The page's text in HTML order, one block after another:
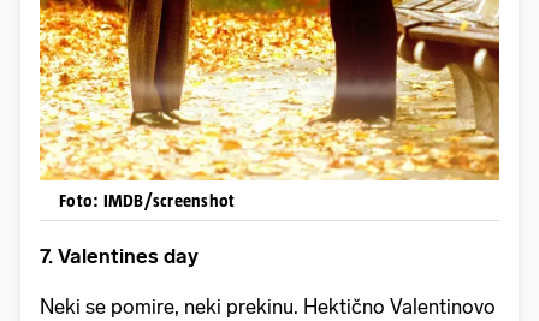
Foto: IMDB/screenshot
7. Valentines day
Neki se pomire, neki prekinu. Hektično Valentinovo